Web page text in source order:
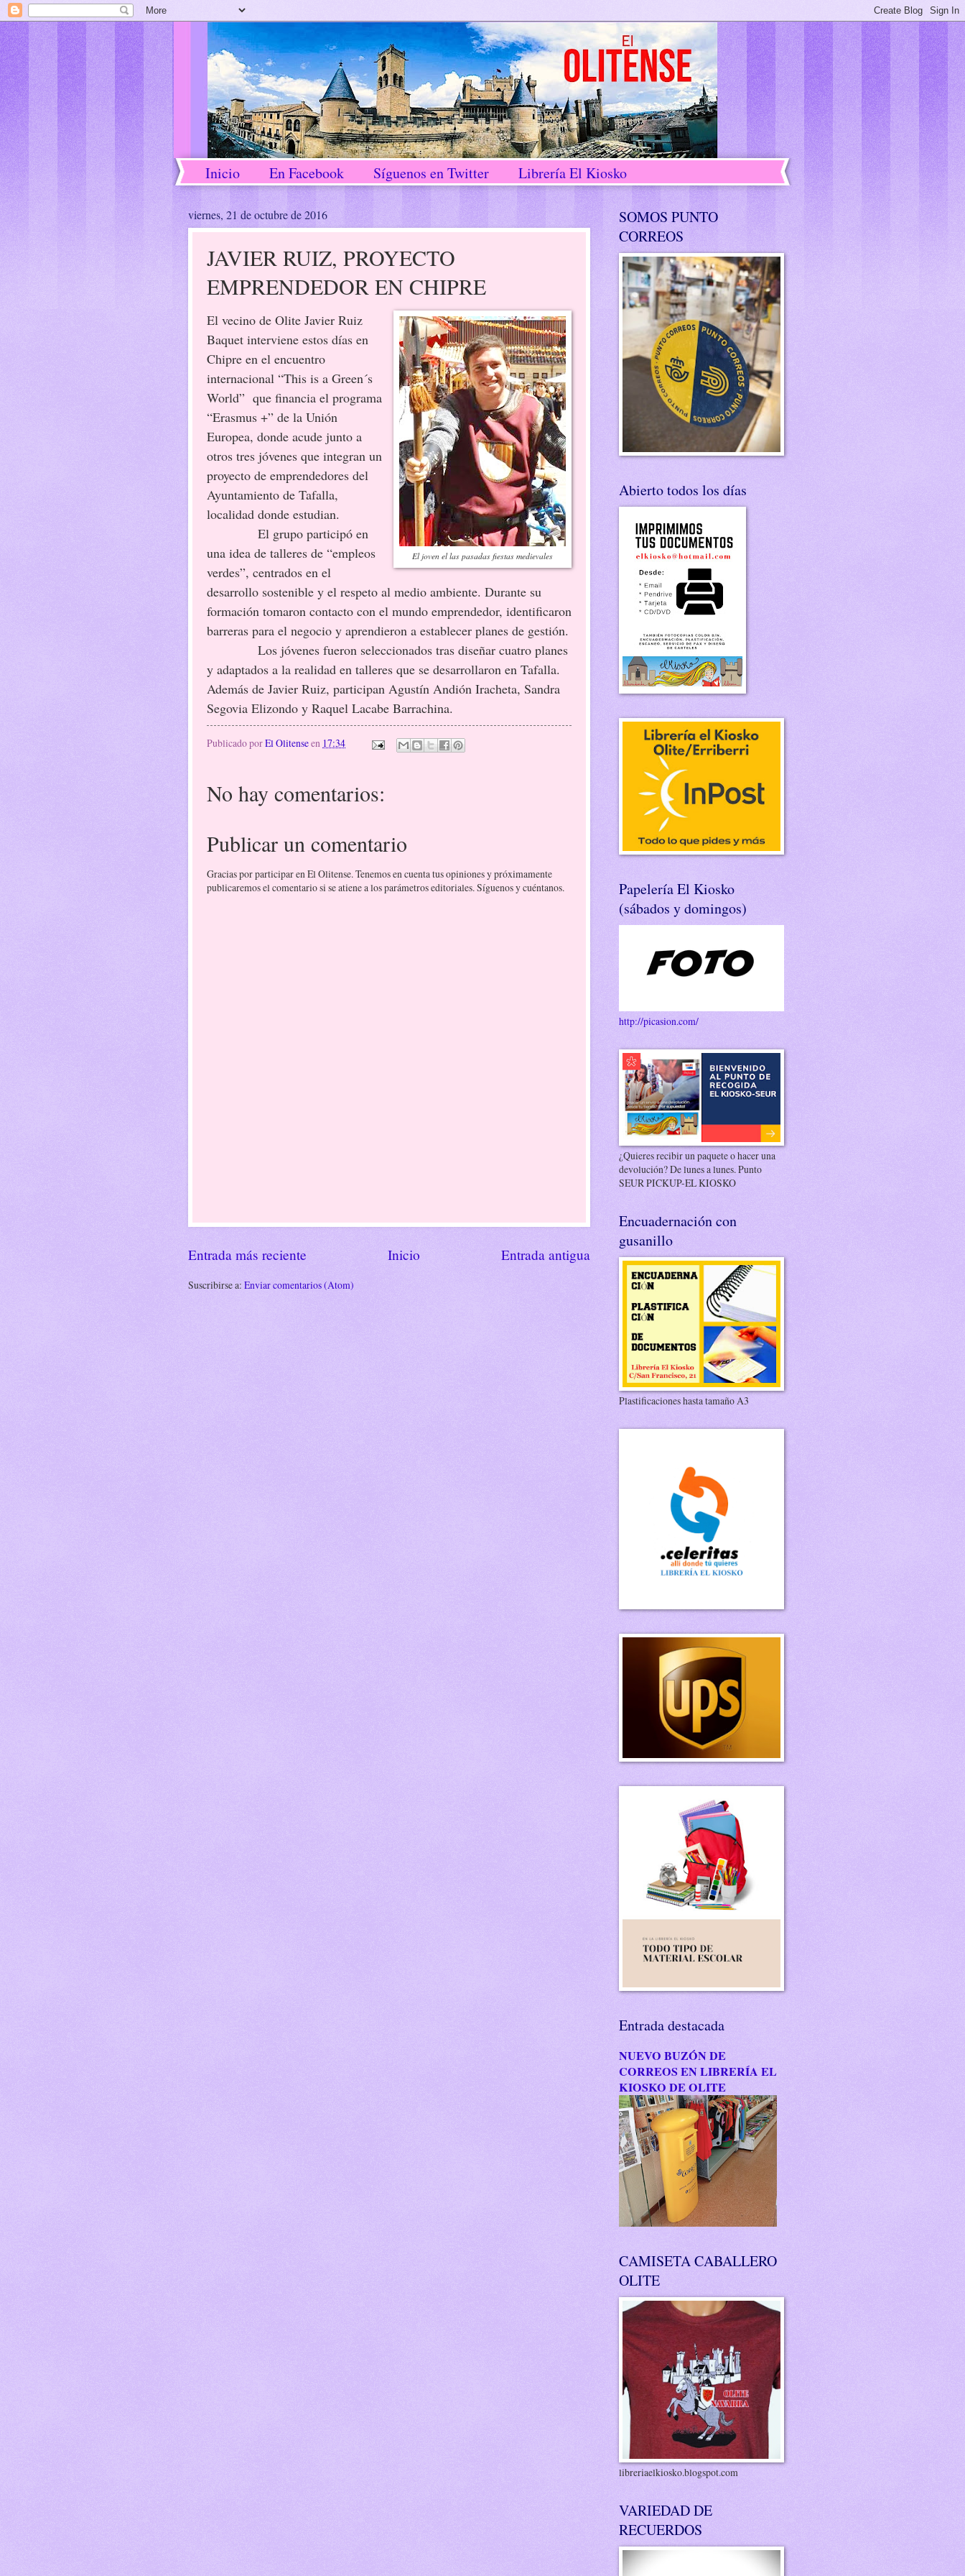
Inicio En Facebook Síguenos en Twitter Librería El Kiosko
viernes, 21 de octubre de 2016
JAVIER RUIZ, PROYECTO
EMPRENDEDOR EN CHIPRE
El joven el las pasadas fiestas medievales
El vecino de Olite Javier Ruiz
Baquet interviene estos días en
Chipre en el encuentro
internacional “This is a Green´s
World” que financia el programa
“Erasmus +” de la Unión
Europea, donde acude junto a
otros tres jóvenes que integran un
proyecto de emprendedores del
Ayuntamiento de Tafalla,
localidad donde estudian.
El grupo participó en
una idea de talleres de “empleos
verdes”, centrados en el
desarrollo sostenible y el respeto al medio ambiente. Durante su
formación tomaron contacto con el mundo emprendedor, identificaron
barreras para el negocio y aprendieron a establecer planes de gestión.
Los jóvenes fueron seleccionados tras diseñar cuatro planes
y adaptados a la realidad en talleres que se desarrollaron en Tafalla.
Además de Javier Ruiz, participan Agustín Andión Iracheta, Sandra
Segovia Elizondo y Raquel Lacabe Barrachina.
Publicado porEl Olitenseen 17:34
No hay comentarios:
Publicar un comentario
Gracias por participar en El Olitense. Tenemos en cuenta tus opiniones y próximamente
publicaremos el comentario si se atiene a los parámetros editoriales. Síguenos y cuéntanos.
Entrada más reciente Entrada antigua
Inicio
Suscribirse a: Enviar comentarios (Atom)
SOMOS PUNTO
CORREOS
Abierto todos los días
Papelería El Kiosko
(sábados y domingos)
http://picasion.com/
¿Quieres recibir un paquete o hacer una
devolución? De lunes a lunes. Punto
SEUR PICKUP-EL KIOSKO
Encuadernación con
gusanillo
Plastificaciones hasta tamaño A3
Entrada destacada
NUEVO BUZÓN DE
CORREOS EN LIBRERÍA EL
KIOSKO DE OLITE
CAMISETA CABALLERO
OLITE
libreriaelkiosko.blogspot.com
VARIEDAD DE
RECUERDOS